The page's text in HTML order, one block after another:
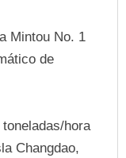
Mintou No. 1
de
toneladas/hora
Changdao,